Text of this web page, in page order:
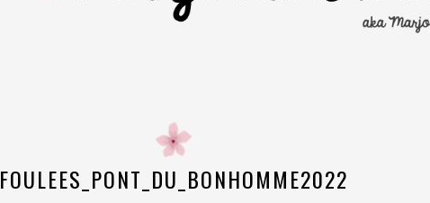
FOULEES_PONT_DU_BONHOMME2022